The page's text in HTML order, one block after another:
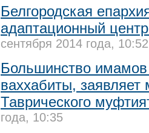
Белгородская
адаптационный
сентября 2014 года, 10:52
Большинство
ваххабиты, заявляет
Таврического
года, 10:35